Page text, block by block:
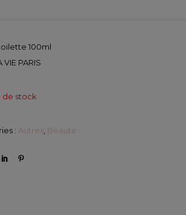
100ml
VIE PARIS
de stock
: Autres Beauté